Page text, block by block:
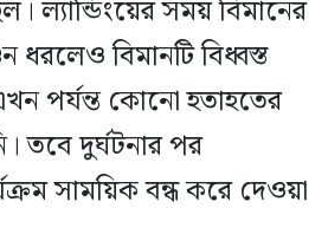
ল্যান্ডিংয়ের সময় বিমানের
বিমানটি বিধ্বস্ত
পর্যন্ত কোনো হতাহতের
তবে দুর্ঘটনার পর
সাময়িক বন্ধ করে দেওয়া